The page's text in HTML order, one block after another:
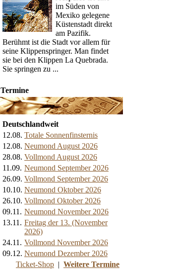
im Süden von
Mexiko gelegene
Küstenstadt direkt
am Pazifik.
Berühmt ist die Stadt vor allem für
seine Klippenspringer. Man findet
sie bei den Klippen La Quebrada.
Sie springen zu ...
Termine
Deutschlandweit
12.08. Totale Sonnenfinsternis
12.08. Neumond August 2026
28.08. Vollmond August 2026
11.09. Neumond September 2026
26.09. Vollmond September 2026
10.10. Neumond Oktober 2026
26.10. Vollmond Oktober 2026
09.11. Neumond November 2026
13.11. Freitag der 13. (November
2026)
24.11. Vollmond November 2026
09.12. Neumond Dezember 2026
Ticket-Shop | Weitere Termine